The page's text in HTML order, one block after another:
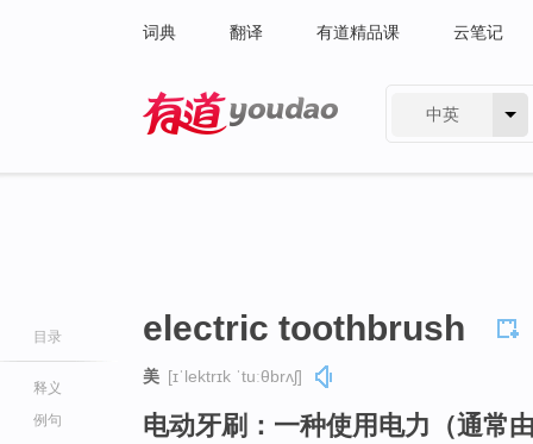
词典 翻译 有道精品课 云笔记
中英
目录
释义
例句
electric toothbrush
美 [ɪˈlektrɪk ˈtuːθbrʌʃ]
电动牙刷：一种使用电力（通常